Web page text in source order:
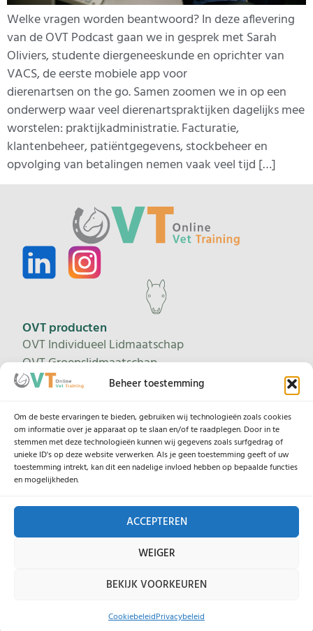
Beheer toestemming
Om de beste ervaringen te bieden, gebruiken wij technologieën zoals cookies
om informatie over je apparaat op te slaan en/of te raadplegen. Door in te
stemmen met deze technologieën kunnen wij gegevens zoals surfgedrag of
unieke ID's op deze website verwerken. Als je geen toestemming geeft of uw
toestemming intrekt, kan dit een nadelige invloed hebben op bepaalde functies
en mogelijkheden.
ACCEPTEREN
WEIGER
BEKIJK VOORKEUREN
CookiebeleidPrivacybeleid
Welke vragen worden beantwoord? In deze aflevering
van de OVT Podcast gaan we in gesprek met Sarah
Oliviers, studente diergeneeskunde en oprichter van
VACS, de eerste mobiele app voor
dierenartsen on the go. Samen zoomen we in op een
onderwerp waar veel dierenartspraktijken dagelijks mee
worstelen: praktijkadministratie. Facturatie,
klantenbeheer, patiëntgegevens, stockbeheer en
opvolging van betalingen nemen vaak veel tijd […]
OVT producten
OVT Individueel Lidmaatschap
OVT Groepslidmaatschap
Proeflidmaatschap
Help
Contacteer ons